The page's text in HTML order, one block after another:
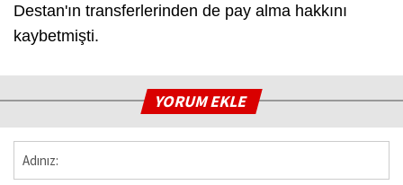
Destan'ın transferlerinden de pay alma hakkını
kaybetmişti.
YORUM EKLE